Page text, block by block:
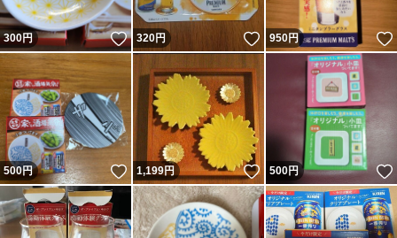
300円 いいね！
320円 いいね！
950円
500円 いいね！
1,199円 いいね！
500円